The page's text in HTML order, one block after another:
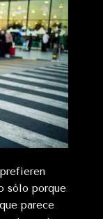
sólo porque
parece